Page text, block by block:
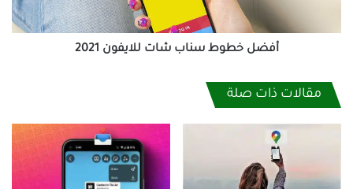
أفضل خطوط سناب شات للايفون 2021
مقالات ذات صلة